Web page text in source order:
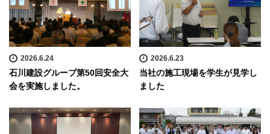
2026.6.24
石川建設グループ第50回安全大
会を実施しました。
2026.6.23
当社の施工現場を学生が見学し
ました